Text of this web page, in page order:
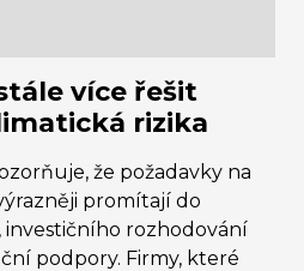
více řešit
rizika
že požadavky na
promítají do
rozhodování
podpory. Firmy, které